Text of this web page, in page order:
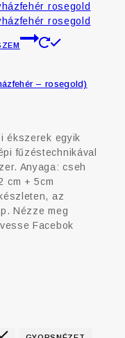
– rosegold)
ékszerek egyik
fűzéstechnikával
Anyaga: cseh
cm + 5cm
az
Nézze meg
Facebok